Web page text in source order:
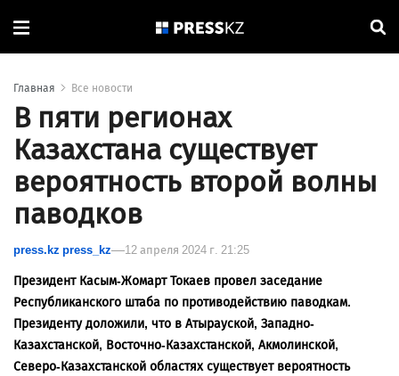
Главная Все новости
В пяти регионах
Казахстана существует
вероятность второй волны
паводков
press.kz press_kz 12 апреля 2024 г. 21:25
Президент Касым-Жомарт Токаев провел заседание
Республиканского штаба по противодействию паводкам.
Президенту доложили, что в Атырауской, Западно-
Казахстанской, Восточно-Казахстанской, Акмолинской,
Северо-Казахстанской областях существует вероятность